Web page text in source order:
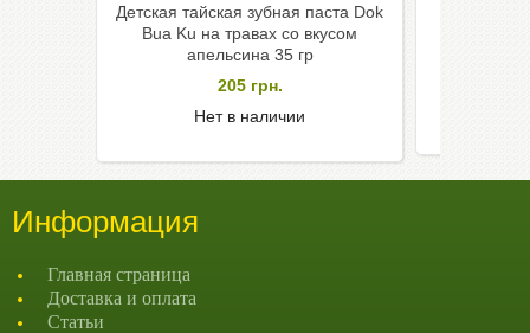
Детская тайская зубная паста Dok
Bua Ku на травах со вкусом
апельсина 35 гр
205 грн.
Нет в наличии
Информация
Главная страница
Доставка и оплата
Статьи